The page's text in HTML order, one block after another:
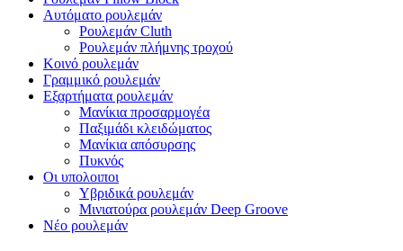
Αυτόματο ρουλεμάν
Ρουλεμάν Cluth
Ρουλεμάν πλήμνης τροχού
Κοινό ρουλεμάν
Γραμμικό ρουλεμάν
Εξαρτήματα ρουλεμάν
Μανίκια προσαρμογέα
Παξιμάδι κλειδώματος
Μανίκια απόσυρσης
Πυκνός
Οι υπολοιποι
Υβριδικά ρουλεμάν
Μινιατούρα ρουλεμάν Deep Groove
Νέο ρουλεμάν